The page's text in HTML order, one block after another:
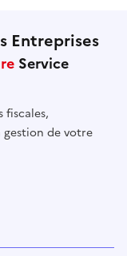
Entreprises
Service
fiscales,
gestion de votre